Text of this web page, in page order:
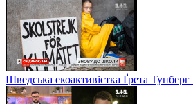
Шведська екоактивістка Ґрета